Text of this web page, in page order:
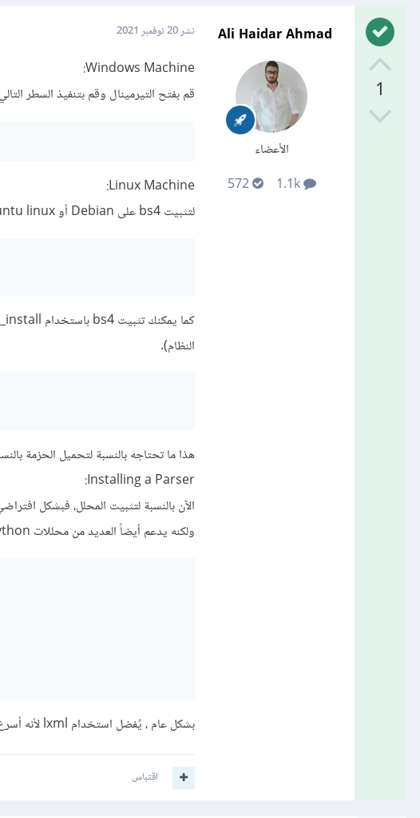
1
Ali Haidar Ahmad
الأعضاء
1.1k
572
نشر20 نوفمبر 2021
Windows Machine:
قم بفتح التيرمينال وقم بتنفيذ السطر
Linux Machine:
لتثبيت bs4 على Debian أو Ubuntu linux باستخدام مدير حزمة النظام ، قم بتشغيل الأمر التالي:
النظام).
هذا ما تحتاجه بالنسبة لتحميل الحزمة
Installing a Parser:
ولكنه يدعم أيضاً العديد من محللات python الخارجية مثل lxml parser أو html5lib parser. ولتثبيتهم:
بشكل عام ، يُفضل استخدام lxml لأنه أسرع.
اقتباس